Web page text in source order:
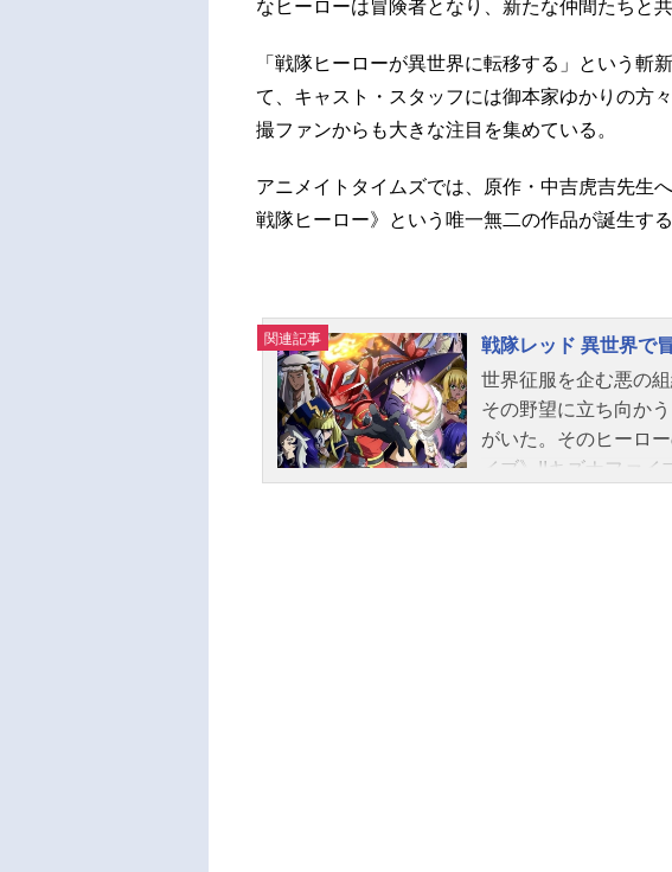
なヒーローは冒険者となり、新たな仲間たちと
「戦隊ヒーローが異世界に転移する」という斬
て、キャスト・スタッフには御本家ゆかりの方
撮ファンからも大きな注目を集めている。
アニメイトタイムズでは、原作・中吉虎吉先生
戦隊ヒーロー》という唯一無二の作品が誕生す
関連記事
戦隊レッド 異世界で
世界征服を企む悪の
その野望に立ち向か
がいた。そのヒーロ
イブ》!!キズナファイ